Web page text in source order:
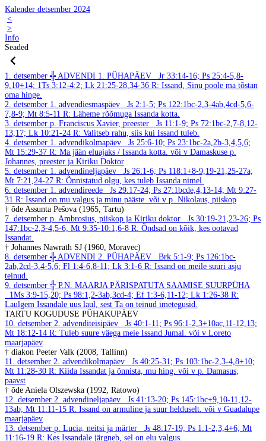
Kalender detsember 2024
<
>
Info
Seaded
1. detsember ╬ ADVENDI 1. PÜHAPÄEV
Jr 33:14-16; Ps 25:4-5,8-
9,10+14; 1Ts 3:12-4:2; Lk 21:25-28,34-36 R: Issand, Sinu poole ma tõstan
oma hinge.
2. detsember 1. advendiesmaspäev
Js 2:1-5; Ps 122:1bc-2,3-4ab,4cd-5,6-
7,8-9; Mt 8:5-11 R: Läheme rõõmuga Issanda kotta.
3. detsember p. Franciscus Xavier, preester
Js 11:1-9; Ps 72:1bc-2,7-8,12-
13,17; Lk 10:21-24 R: Valitseb rahu, siis kui Issand tuleb.
4. detsember 1. advendikolmapäev
Js 25:6-10; Ps 23:1bc-2a,2b-3,4,5,6;
Mt 15:29-37 R: Ma jään eluajaks / Issanda kotta. või v Damaskuse p.
Johannes, preester ja Kiriku Doktor
5. detsember 1. advendineljapäev
Js 26:1-6; Ps 118:1+8-9,19-21,25-27a;
Mt 7:21,24-27 R: Õnnistatud olgu, kes tuleb Issanda nimel.
6. detsember 1. advendireede
Js 29:17-24; Ps 27:1bcde,4,13-14; Mt 9:27-
31 R: Issand on mu valgus ja minu pääste. või v p. Nikolaus, piiskop
† õde Assunta Pešova (1965, Tartu)
7. detsember p. Ambrosius, piiskop ja Kiriku doktor
Js 30:19-21,23-26; Ps
147:1bc-2,3-4,5-6; Mt 9:35-10:1,6-8 R: Õndsad on kõik, kes ootavad
Issandat.
† Johannes Nawrath SJ (1960, Moravec)
8. detsember ╬ ADVENDI 2. PÜHAPÄEV
Brk 5:1-9; Ps 126:1bc-
2ab,2cd-3,4-5,6; Fl 1:4-6,8-11; Lk 3:1-6 R: Issand on meile suuri asju
teinud.
9. detsember ╬ P.N. MAARJA PÄRISPATUTA SAAMISE SUURPÜHA
1Ms 3:9-15,20; Ps 98:1,2-3ab,3cd-4; Ef 1:3-6,11-12; Lk 1:26-38 R:
Laulgem Issandale uus laul, sest Ta on teinud imetegusid.
TARTU KOGUDUSE PÜHAKUPÄEV
10. detsember 2. advenditeisipäev
Js 40:1-11; Ps 96:1-2,3+10ac,11-12,13;
Mt 18:12-14 R: Tuleb suure väega meie Issand Jumal. või v Loreto
maarjapäev
† diakon Peeter Valk (2008, Tallinn)
11. detsember 2. advendikolmapäev
Js 40:25-31; Ps 103:1bc-2,3-4,8+10;
Mt 11:28-30 R: Kiida Issandat ja õnnista, mu hing. või v p. Damasus,
paavst
† õde Aniela Olszewska (1992, Ratowo)
12. detsember 2. advendineljapäev
Js 41:13-20; Ps 145:1bc+9,10-11,12-
13ab; Mt 11:11-15 R: Issand on armuline ja suur helduselt. või v Guadalupe
maarjapäev
13. detsember p. Lucia, neitsi ja märter
Js 48:17-19; Ps 1:1-2,3,4+6; Mt
11:16-19 R: Kes Issandale järgneb, sel on elu valgus.